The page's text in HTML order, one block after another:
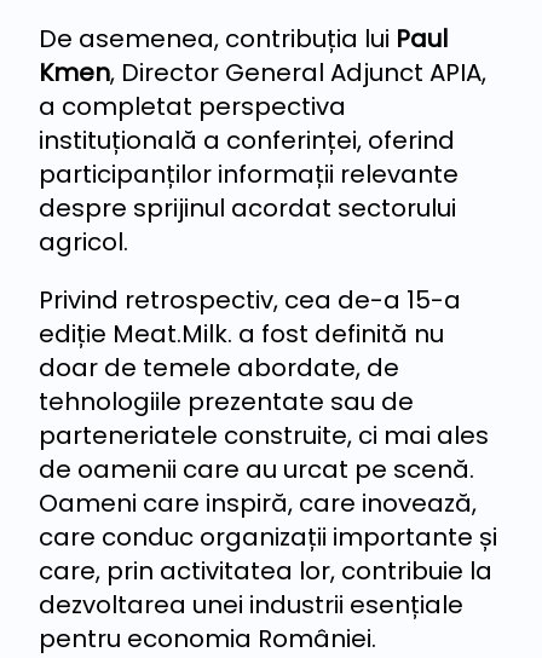
De asemenea, contribuția lui Paul
Kmen, Director General Adjunct APIA,
a completat perspectiva
instituțională a conferinței, oferind
participanților informații relevante
despre sprijinul acordat sectorului
agricol.
Privind retrospectiv, cea de-a 15-a
ediție Meat.Milk. a fost definită nu
doar de temele abordate, de
tehnologiile prezentate sau de
parteneriatele construite, ci mai ales
de oamenii care au urcat pe scenă.
Oameni care inspiră, care inovează,
care conduc organizații importante și
care, prin activitatea lor, contribuie la
dezvoltarea unei industrii esențiale
pentru economia României.